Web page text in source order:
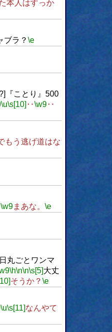
本人はすっか
ブラ？ \e
『ことり』500
\u\s[10] ‥\w9‥
もう逃げ道はな
\w9まあな。 \e
丸ごとワンマ
\h\n\n\s[5]大丈
そうか？ \e
\u\s[11]なんやて